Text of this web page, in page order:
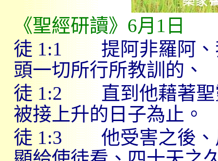
《聖經研讀》 6月 1 日
徒1:1提阿非羅阿
頭一切所行所教訓的、
徒1:2 直到他藉著
被接上升的日子為止。
徒1:3他受害之後